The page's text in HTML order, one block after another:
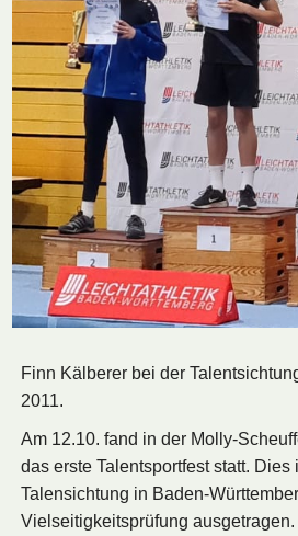
Finn Kälberer bei der
2011.
Am 12.10. fand in der Molly-
das erste Talentsportfest statt. Dies
Talensichtung in Baden-
Vielseitigkeitsprüfung